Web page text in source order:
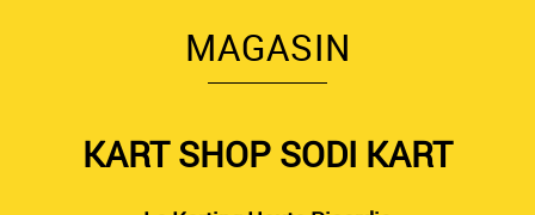
MAGASIN
KART SHOP SODI KART